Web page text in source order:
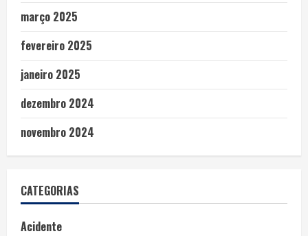
março 2025
fevereiro 2025
janeiro 2025
dezembro 2024
novembro 2024
CATEGORIAS
Acidente